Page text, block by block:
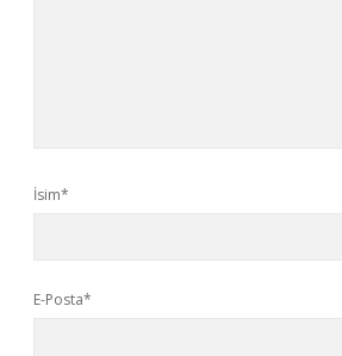
İsim*
E-Posta*